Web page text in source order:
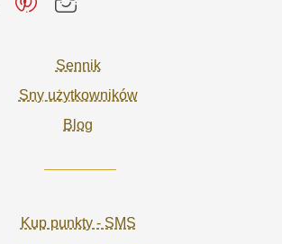
Sennik
Sny użytkowników
Blog
Kup punkty - SMS